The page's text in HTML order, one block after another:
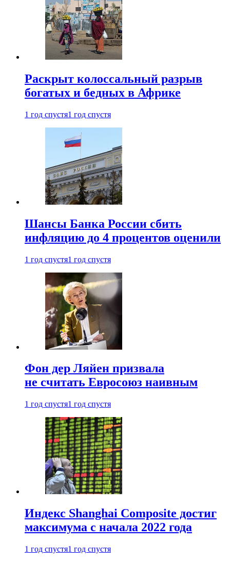
Раскрыт колоссальный разрыв
богатых и бедных в Африке
1 год спустя1 год спустя
Шансы Банка России сбить
инфляцию до 4 процентов оценили
1 год спустя1 год спустя
Фон дер Ляйен призвала
не считать Евросоюз наивным
1 год спустя1 год спустя
Индекс Shanghai Composite достиг
максимума с начала 2022 года
1 год спустя1 год спустя